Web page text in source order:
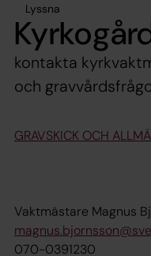
Lyssna
kontakta
och
GRAVSKICK OCH
Vaktmästare Magnus
070-0391230